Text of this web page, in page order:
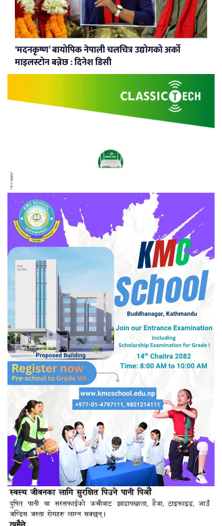
‘मदनकृष्ण’ बायोपिक नेपाली चलचित्र उद्योगको अर्को
माइलस्टोन बन्नेछ : दिनेश डिसी